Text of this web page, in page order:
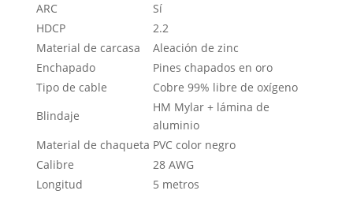
ARC
Sí
HDCP
2.2
Material de carcasa
Aleación de zinc
Enchapado
Pines chapados en oro
Tipo de cable
Cobre 99% libre de oxígeno
Blindaje
HM Mylar + lámina de
aluminio
Material de chaqueta PVC color negro
Calibre
28 AWG
Longitud
5 metros